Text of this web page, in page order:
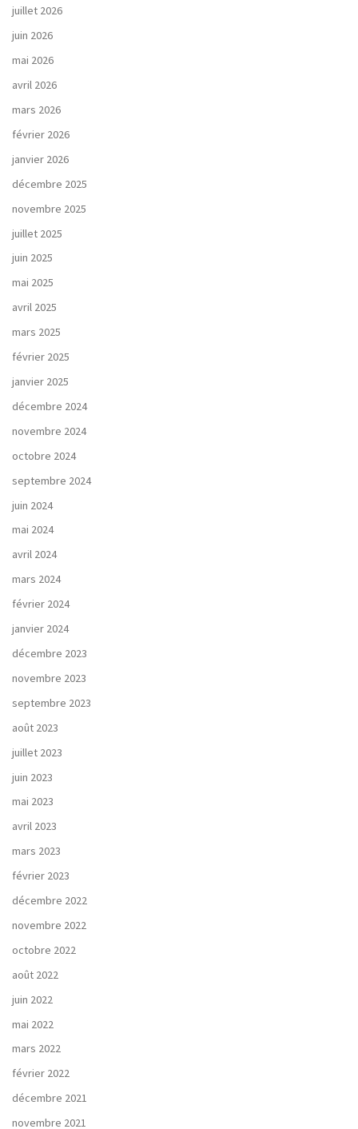
juillet 2026
juin 2026
mai 2026
avril 2026
mars 2026
février 2026
janvier 2026
décembre 2025
novembre 2025
juillet 2025
juin 2025
mai 2025
avril 2025
mars 2025
février 2025
janvier 2025
décembre 2024
novembre 2024
octobre 2024
septembre 2024
juin 2024
mai 2024
avril 2024
mars 2024
février 2024
janvier 2024
décembre 2023
novembre 2023
septembre 2023
août 2023
juillet 2023
juin 2023
mai 2023
avril 2023
mars 2023
février 2023
décembre 2022
novembre 2022
octobre 2022
août 2022
juin 2022
mai 2022
mars 2022
février 2022
décembre 2021
novembre 2021